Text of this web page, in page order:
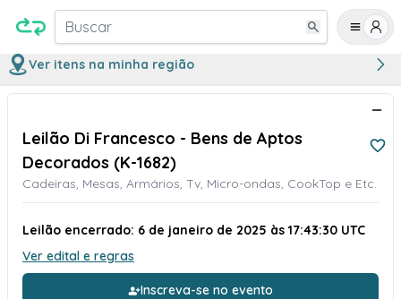
Buscar
Ver itens na minha região
Leilão Di Francesco - Bens de Aptos
Decorados (K-1682)
Cadeiras, Mesas, Armários, Tv, Micro-ondas, CookTop e Etc.
Leilão encerrado: 6 de janeiro de 2025 às 17:43:30 UTC
Ver edital e regras
Inscreva-se no evento